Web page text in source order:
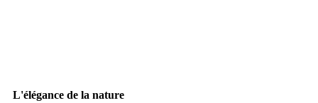
L'élégance de la nature